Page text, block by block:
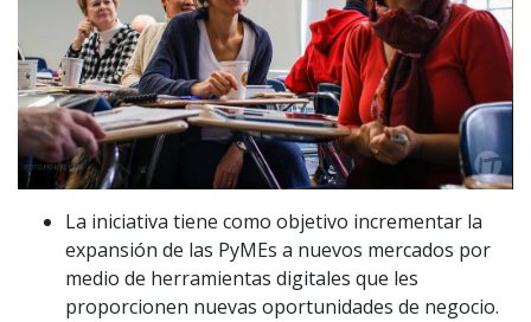
La iniciativa tiene como objetivo incrementar la
expansión de las PyMEs a nuevos mercados por
medio de herramientas digitales que les
proporcionen nuevas oportunidades de negocio.
MÉXICO